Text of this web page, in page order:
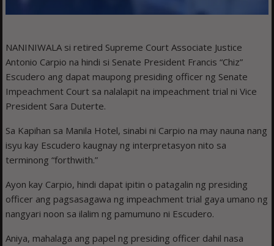
NANINIWALA si retired Supreme Court Associate Justice
Antonio Carpio na hindi si Senate President Francis “Chiz”
Escudero ang dapat maupong presiding officer ng Senate
Impeachment Court sa nalalapit na impeachment trial ni Vice
President Sara Duterte.
Sa Kapihan sa Manila Hotel, sinabi ni Carpio na may nauna nang
isyu kay Escudero kaugnay ng interpretasyon nito sa
terminong “forthwith.”
Ayon kay Carpio, hindi dapat ipitin o patagalin ng presiding
officer ang pagsasagawa ng impeachment trial gaya umano ng
nangyari noon sa ilalim ng pamumuno ni Escudero.
Aniya, mahalaga ang papel ng presiding officer dahil nasa